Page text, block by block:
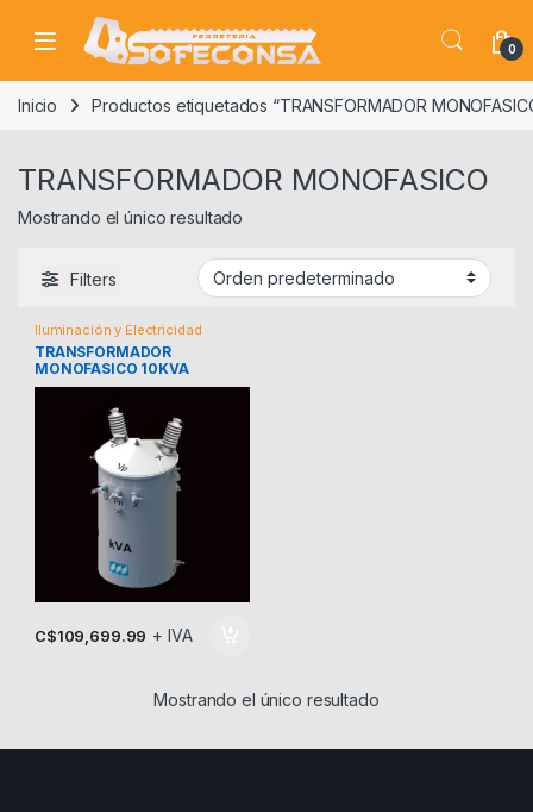
Skip to navigation
Skip to content
0
Inicio Productos etiquetados “TRANSFORMADOR
TRANSFORMADOR MONOFASICO
Mostrando el único resultado
Filters
Iluminación y Electricidad
TRANSFORMADOR
MONOFASICO 10KVA
14.4/24.9KV-240/480 V
C$109,699.99 + IVA
Mostrando el único resultado